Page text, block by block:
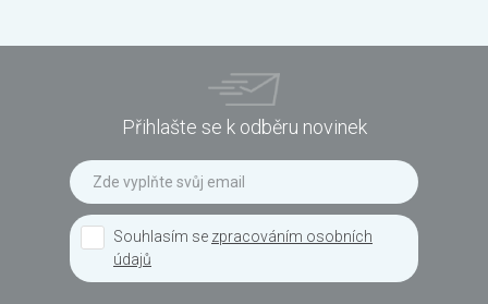
Přihlašte se k odběru novinek
Souhlasím se zpracováním osobních
údajů